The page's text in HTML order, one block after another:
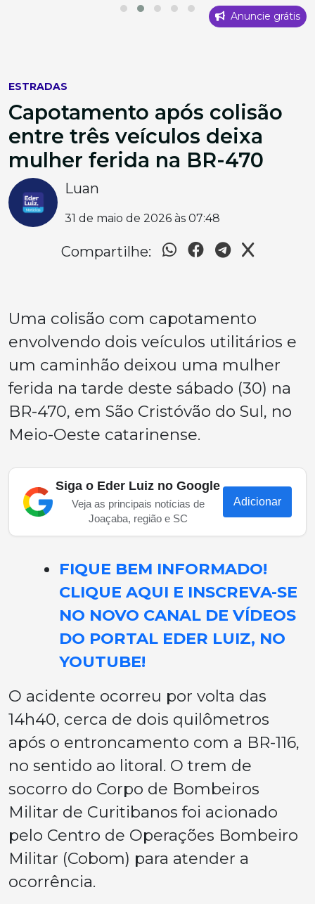
Anuncie grátis
ESTRADAS
Capotamento após colisão
entre três veículos deixa
mulher ferida na BR-470
Luan
31 de maio de 2026 às 07:48
Compartilhe:
Uma colisão com capotamento
envolvendo dois veículos utilitários e
um caminhão deixou uma mulher
ferida na tarde deste sábado (30) na
BR-470, em São Cristóvão do Sul, no
Meio-Oeste catarinense.
Siga o Eder Luiz no Google
Veja as principais notícias de
Joaçaba, região e SC
Adicionar
FIQUE BEM INFORMADO!
CLIQUE AQUI E INSCREVA-SE
NO NOVO CANAL DE VÍDEOS
DO PORTAL EDER LUIZ, NO
YOUTUBE!
O acidente ocorreu por volta das
14h40, cerca de dois quilômetros
após o entroncamento com a BR-116,
no sentido ao litoral. O trem de
socorro do Corpo de Bombeiros
Militar de Curitibanos foi acionado
pelo Centro de Operações Bombeiro
Militar (Cobom) para atender a
ocorrência.